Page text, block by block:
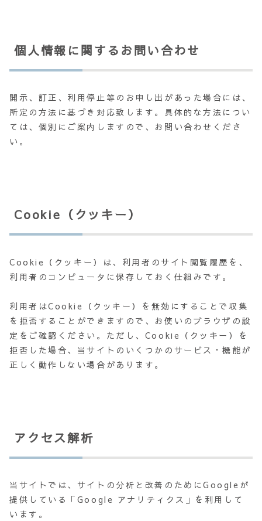
個人情報に関するお問い合わせ
開示、訂正、利用停止等のお申し出があった場合には、
所定の方法に基づき対応致します。具体的な方法につい
ては、個別にご案内しますので、お問い合わせくださ
い。
Cookie（クッキー）
Cookie（クッキー）は、利用者のサイト閲覧履歴を、
利用者のコンピュータに保存しておく仕組みです。
利用者はCookie（クッキー）を無効にすることで収集
を拒否することができますので、お使いのブラウザの設
定をご確認ください。ただし、Cookie（クッキー）を
拒否した場合、当サイトのいくつかのサービス・機能が
正しく動作しない場合があります。
アクセス解析
当サイトでは、サイトの分析と改善のためにGoogleが
提供している「Google アナリティクス」を利用して
います。